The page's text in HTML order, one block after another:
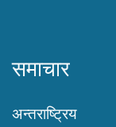
समाचार
अन्तराष्ट्रिय